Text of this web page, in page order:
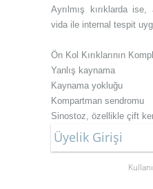
Ayrılmış kırıklarda
vida ile internal tespit
Ön Kol Kırıklarının
Yanlış kaynama
Kaynama yokluğu
Kompartman sendromu
Sinostoz, özellikle çift
Üyelik Girişi